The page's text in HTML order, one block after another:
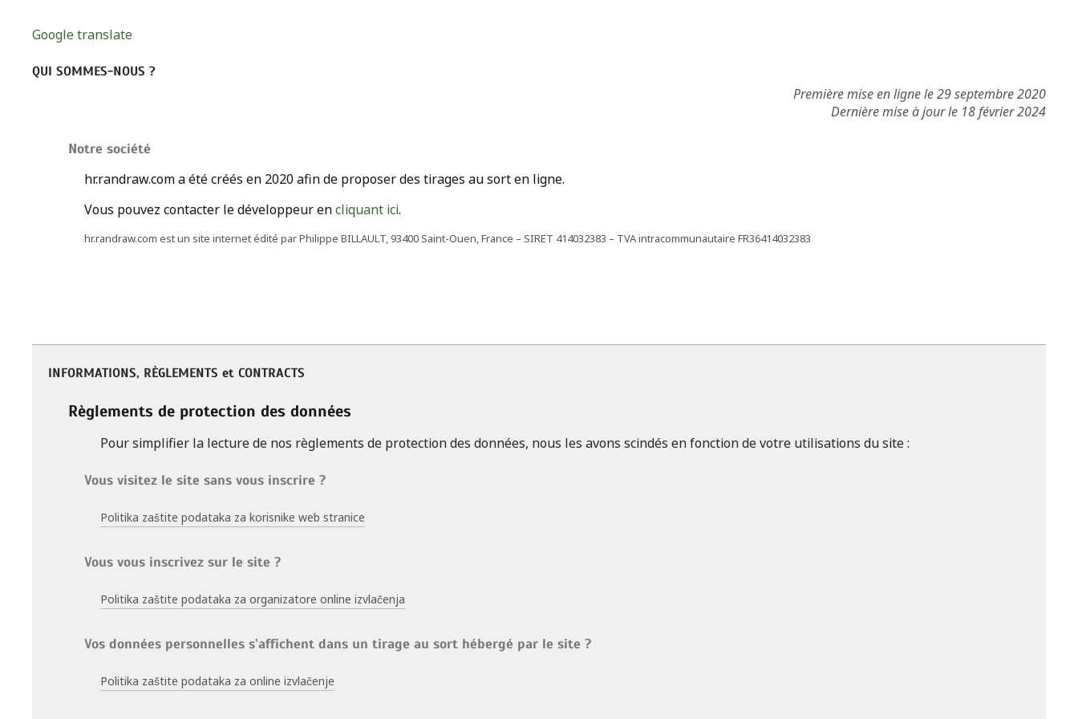
Google translate
QUI SOMMES-NOUS ?
Première mise en ligne le 29 septembre 2020
Dernière mise à jour le 18 février 2024
Notre société
hr.randraw.com a été créés en 2020 afin de proposer des tirages au sort en ligne.
Vous pouvez contacter le développeur encliquant ici.
hr.randraw.com est un site internet édité par Philippe BILLAULT, 93400 Saint-Ouen, France – SIRET 414032383 – TVA intracommunautaire FR36414032383
INFORMATIONS, RÈGLEMENTS et CONTRACTS
Règlements de protection des données
Pour simplifier la lecture de nos règlements de protection des données, nous les avons scindés en fonction de votre utilisations du site :
Vous visitez le site sans vous inscrire ?
Politika zaštite podataka za korisnike web stranice
Vous vous inscrivez sur le site ?
Politika zaštite podataka za organizatore online izvlačenja
Vos données personnelles s’affichent dans un tirage au sort hébergé par le site ?
Politika zaštite podataka za online izvlačenje